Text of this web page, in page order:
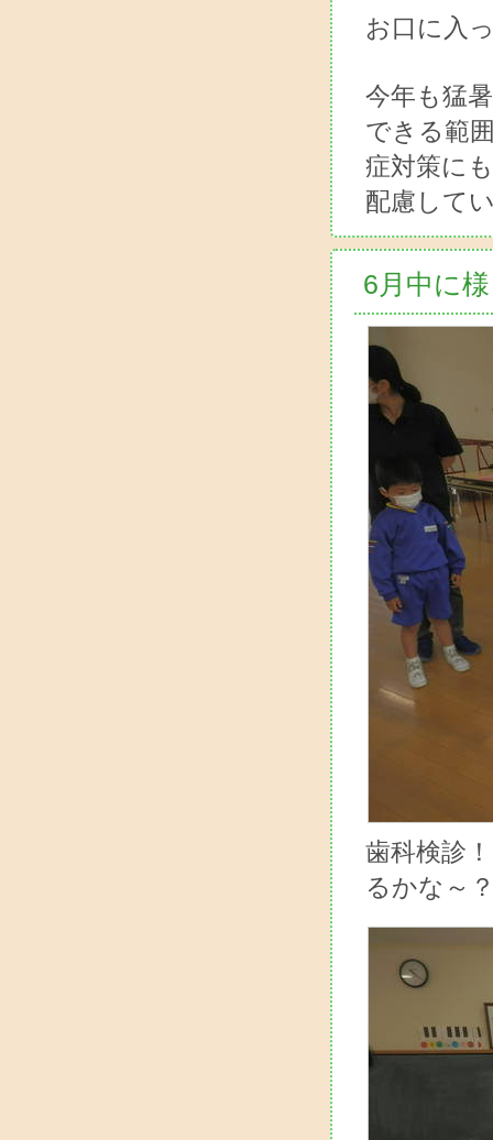
お口に入
今年も猛
できる範
症対策に
配慮して
6月中に
歯科検診
るかな～